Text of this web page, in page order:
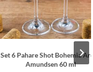
Set 6 Pahare Shot Bohemia
Amundsen 60 ml